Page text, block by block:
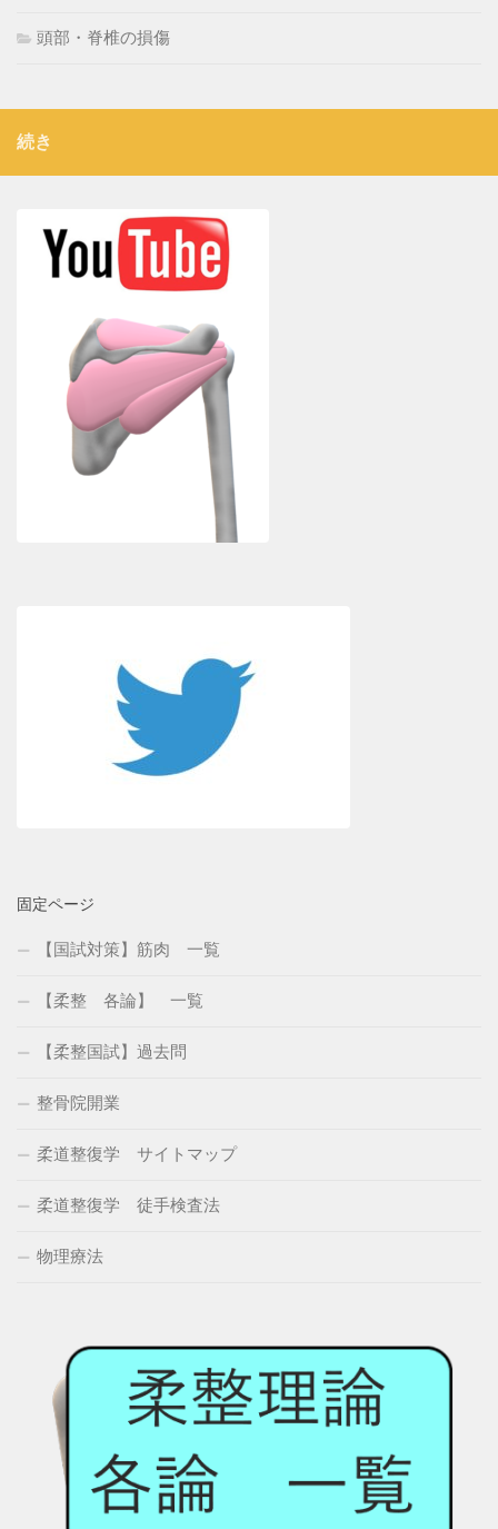
頭部・脊椎の損傷
続き
固定ページ
【国試対策】筋肉 一覧
【柔整 各論】 一覧
【柔整国試】過去問
整骨院開業
柔道整復学 サイトマップ
柔道整復学 徒手検査法
物理療法